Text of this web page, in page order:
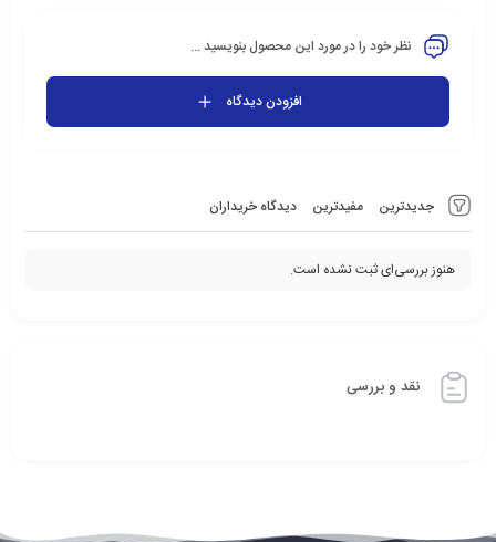
جدیدترین مفیدترین دیدگاه خریداران
هنوز بررسی‌ای ثبت نشده است.
نظر خود را در مورد این محصول بنویسید ...
افزودن دیدگاه
نقد و بررسی